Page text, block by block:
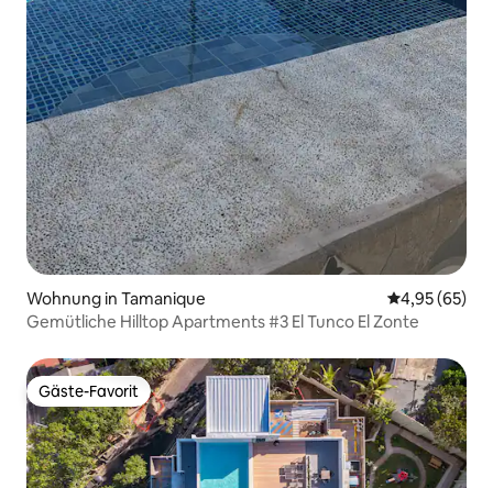
Wohnung in Tamanique
4,95 (65)
Gemütliche Hilltop Apartments #3 El Tunco El Zonte
Gäste-Favorit
Gäste-Favorit